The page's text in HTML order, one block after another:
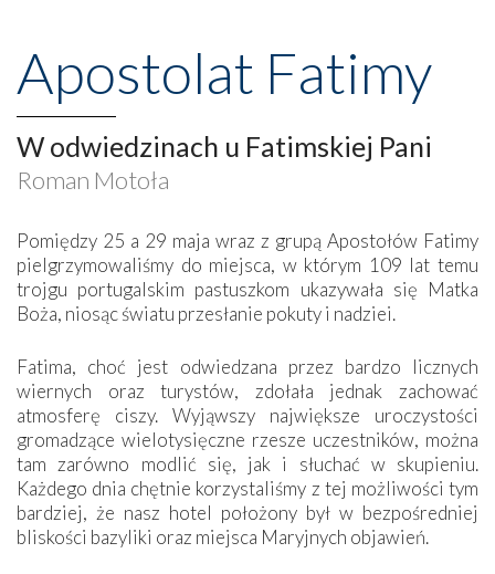
Apostolat Fatimy
W odwiedzinach u Fatimskiej Pani
Roman Motoła
Pomiędzy 25 a 29 maja wraz z grupą Apostołów Fatimy
pielgrzymowaliśmy do miejsca, w którym 109 lat temu
trojgu portugalskim pastuszkom ukazywała się Matka
Boża, niosąc światu przesłanie pokuty i nadziei.
Fatima, choć jest odwiedzana przez bardzo licznych
wiernych oraz turystów, zdołała jednak zachować
atmosferę ciszy. Wyjąwszy największe uroczystości
gromadzące wielotysięczne rzesze uczestników, można
tam zarówno modlić się, jak i słuchać w skupieniu.
Każdego dnia chętnie korzystaliśmy z tej możliwości tym
bardziej, że nasz hotel położony był w bezpośredniej
bliskości bazyliki oraz miejsca Maryjnych objawień.